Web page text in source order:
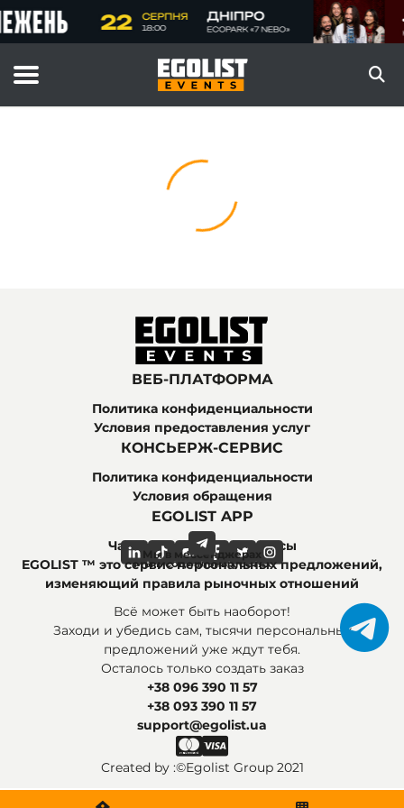
ВЕБ-ПЛАТФОРМА
Политика конфиденциальности
Условия предоставления услуг
КОНСЬЕРЖ-СЕРВИС
Политика конфиденциальности
Условия обращения
EGOLIST APP
Часто задаваемые вопросы
Мы в социальных сетях
Мы в мессенджерах
EGOLIST ™ это сервис персональных предложений,
изменяющий правила рыночных отношений
Всё может быть наоборот!
Заходи и убедись сам, тысячи персональных
предложений уже ждут тебя.
Осталось только создать заказ
+38 096 390 11 57
+38 093 390 11 57
support@egolist.ua
Created by :©Egolist Group 2021